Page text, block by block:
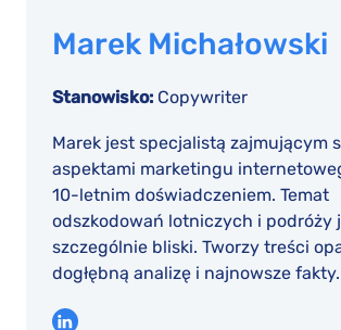
Marek Michałowski
Stanowisko: Copywriter
Marek jest specjalistą zajmującym
aspektami marketingu
10-letnim doświadczeniem. Temat
odszkodowań lotniczych i podróży
szczególnie bliski. Tworzy treści
dogłębną analizę i najnowsze fakty.